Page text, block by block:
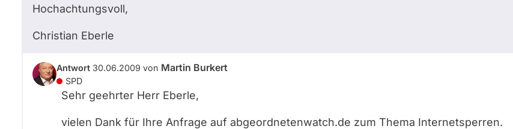
Hochachtungsvoll,
Christian Eberle
Antwort 30.06.2009 von Martin Burkert
SPD
Sehr geehrter Herr Eberle,
vielen Dank für Ihre Anfrage auf abgeordnetenwatch.de zum Thema Internetsperren.